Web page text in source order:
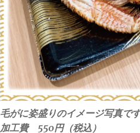
毛がに姿盛りのイメージ写真で
加工費 550円（税込）